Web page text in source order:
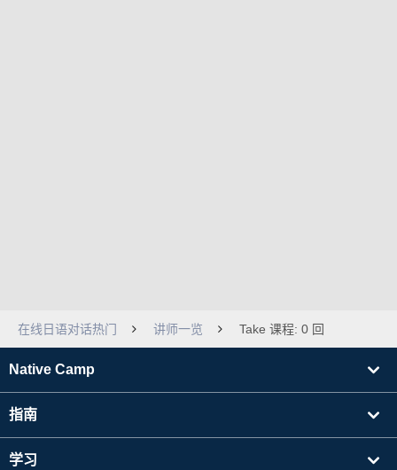
在线日语对话热门 讲师一览 Take 课程: 0 回
Native Camp
指南
学习